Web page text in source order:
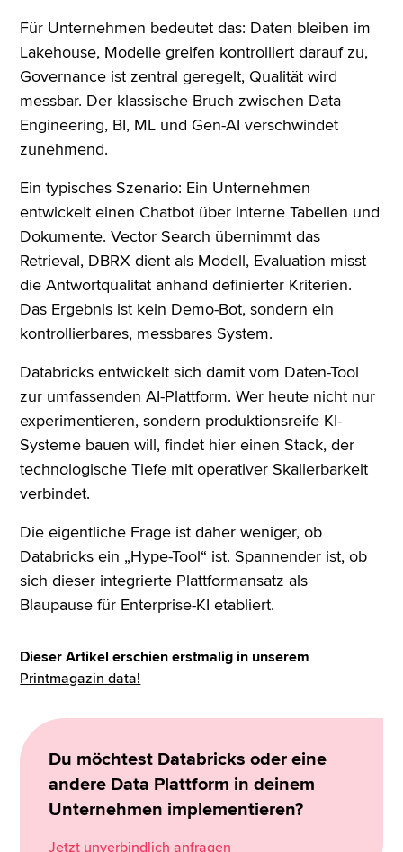
Für Unternehmen bedeutet das: Daten bleiben im
Lakehouse, Modelle greifen kontrolliert darauf zu,
Governance ist zentral geregelt, Qualität wird
messbar. Der klassische Bruch zwischen Data
Engineering, BI, ML und Gen-AI verschwindet
zunehmend.
Ein typisches Szenario: Ein Unternehmen
entwickelt einen Chatbot über interne Tabellen und
Dokumente. Vector Search übernimmt das
Retrieval, DBRX dient als Modell, Evaluation misst
die Antwortqualität anhand definierter Kriterien.
Das Ergebnis ist kein Demo-Bot, sondern ein
kontrollierbares, messbares System.
Databricks entwickelt sich damit vom Daten-Tool
zur umfassenden AI-Plattform. Wer heute nicht nur
experimentieren, sondern produktionsreife KI-
Systeme bauen will, findet hier einen Stack, der
technologische Tiefe mit operativer Skalierbarkeit
verbindet.
Die eigentliche Frage ist daher weniger, ob
Databricks ein „Hype-Tool“ ist. Spannender ist, ob
sich dieser integrierte Plattformansatz als
Blaupause für Enterprise-KI etabliert.
Dieser Artikel erschien erstmalig in unserem
Printmagazin data!
Du möchtest Databricks oder eine
andere Data Plattform in deinem
Unternehmen implementieren?
Jetzt unverbindlich anfragen